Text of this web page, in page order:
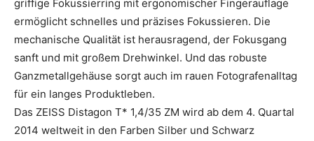
griffige Fokussierring mit ergonomischer Fingerauflage
ermöglicht schnelles und präzises Fokussieren. Die
mechanische Qualität ist herausragend, der Fokusgang
sanft und mit großem Drehwinkel. Und das robuste
Ganzmetallgehäuse sorgt auch im rauen Fotografenalltag
für ein langes Produktleben.
Das ZEISS Distagon T* 1,4/35 ZM wird ab dem 4. Quartal
2014 weltweit in den Farben Silber und Schwarz